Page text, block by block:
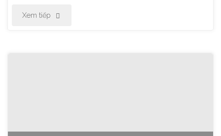
Hiến
Xem tiếp "Chương